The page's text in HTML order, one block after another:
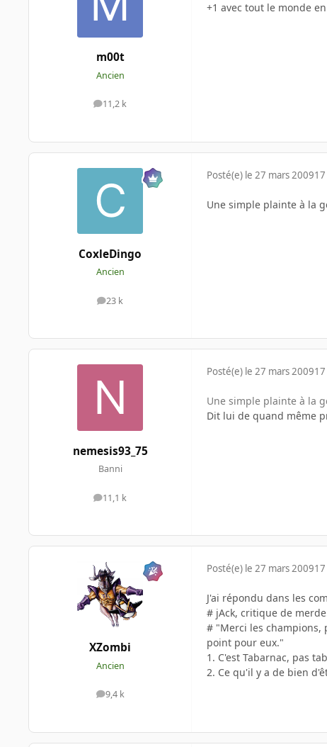
m00t
Ancien
11,2 k
messages
+1 avec tout le monde
CoxleDingo
Ancien
23 k
messages
Posté(e) le 27 mars 2009
Une simple plainte à la
nemesis93_75
Banni
11,1 k
messages
Posté(e) le 27 mars 2009
Une simple plainte à la
Dit lui de quand même
XZombi
Ancien
9,4 k
messages
Posté(e) le 27 mars 2009
J'ai répondu dans les
# jAck, critique de
# "Merci les champions,
point pour eux."
1. C'est Tabarnac, pas
2. Ce qu'il y a de bien